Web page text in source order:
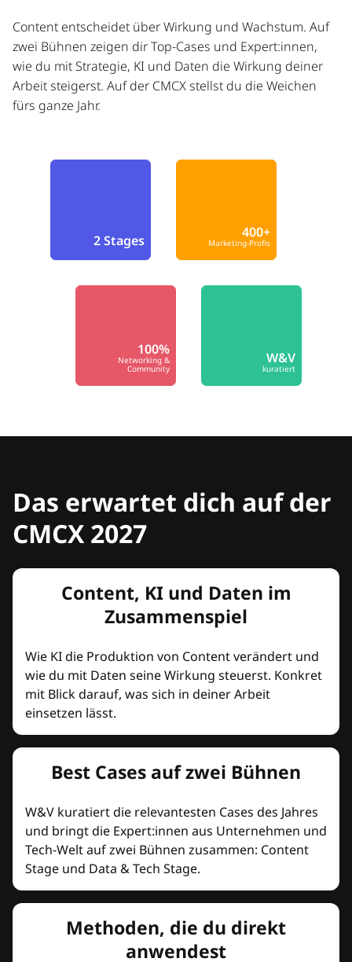
Content entscheidet über Wirkung und Wachstum. Auf
zwei Bühnen zeigen dir Top-Cases und Expert:innen,
wie du mit Strategie, KI und Daten die Wirkung deiner
Arbeit steigerst. Auf der CMCX stellst du die Weichen
fürs ganze Jahr.
2 Stages 400+
Marketing-Profis
100%
Networking &
Community
W&V
kuratiert
Das erwartet dich auf der
CMCX 2027
Content, KI und Daten im
Zusammenspiel
Wie KI die Produktion von Content verändert und
wie du mit Daten seine Wirkung steuerst. Konkret
mit Blick darauf, was sich in deiner Arbeit
einsetzen lässt.
Best Cases auf zwei Bühnen
W&V kuratiert die relevantesten Cases des Jahres
und bringt die Expert:innen aus Unternehmen und
Tech-Welt auf zwei Bühnen zusammen: Content
Stage und Data & Tech Stage.
Methoden, die du direkt
anwendest